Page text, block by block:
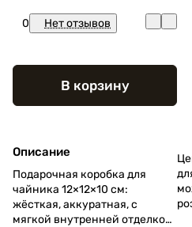
0 Нет отзывов
В корзину
Описание
Подарочная коробка для
чайника 12×12×10 см:
жёсткая, аккуратная, с
мягкой внутренней отделкой